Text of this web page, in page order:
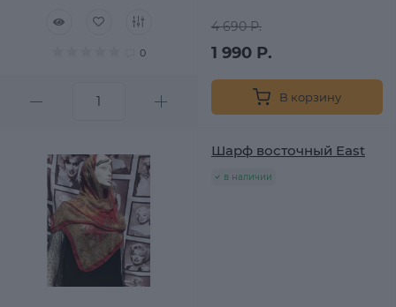
0
4 690 Р.
1 990 Р.
В корзину
Шарф восточный East
в наличии